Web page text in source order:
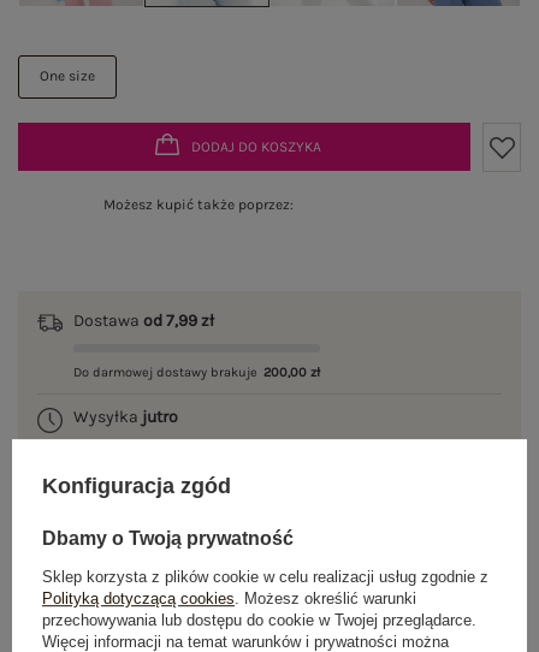
One size
DODAJ DO KOSZYKA
Możesz kupić także poprzez:
Dostawa od 7,99 zł
Do darmowej dostawy brakuje 200,00 zł
Wysyłka jutro
OPIS PRODUKTU
GŁÓWNE PARAMETRY
Konfiguracja zgód
Dbamy o Twoją prywatność
Sklep korzysta z plików cookie w celu realizacji usług zgodnie z
Polityką dotyczącą cookies . Możesz określić warunki
przechowywania lub dostępu do cookie w Twojej przeglądarce.
Więcej informacji na temat warunków i prywatności można